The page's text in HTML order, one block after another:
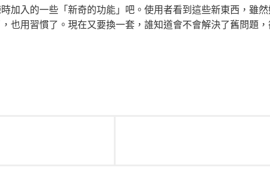
加入的一些「新奇的功能」吧。使用者看到這些新東西，雖
也用習慣了。現在又要換一套，誰知道會不會解決了舊問題